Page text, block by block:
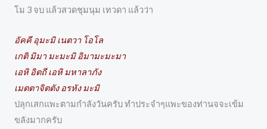
โม 3 จบ แล้วสวดชุมนุม เทวดา แล้วว่า
อัคคี อุมะมิ เนตวา โอโล
เกติ มิมา มะมะมิ อิมามะมะมา
เอหิ อิตถี เอหิ มหาลาภัง
เมตตาจิตตัง อรหัง มะมิ
ปลุกเสกแพะตามกำลังวันครับ ทำประจำๆแพะของท่านจจะเข้ม
ขลังมากครับ